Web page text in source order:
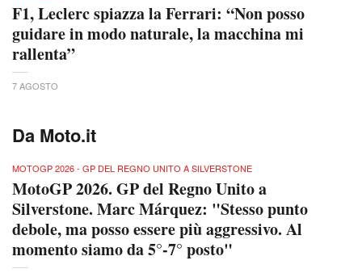
F1, Leclerc spiazza la Ferrari: “Non posso
guidare in modo naturale, la macchina mi
rallenta”
7 AGOSTO
Da Moto.it
MOTOGP 2026 - GP DEL REGNO UNITO A SILVERSTONE
MotoGP 2026. GP del Regno Unito a
Silverstone. Marc Márquez: "Stesso punto
debole, ma posso essere più aggressivo. Al
momento siamo da 5°-7° posto"